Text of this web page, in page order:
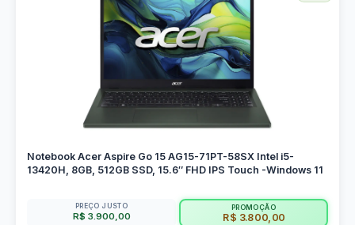
Notebook Acer Aspire Go 15 AG15-71PT-58SX Intel i5-
13420H, 8GB, 512GB SSD, 15.6″ FHD IPS Touch -Windows 11
PREÇO JUSTO
R$ 3.900,00
PROMOÇÃO
R$ 3.800,00